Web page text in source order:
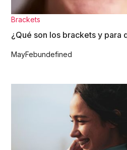
Brackets
¿Qué son los brackets y para
MayFebundefined